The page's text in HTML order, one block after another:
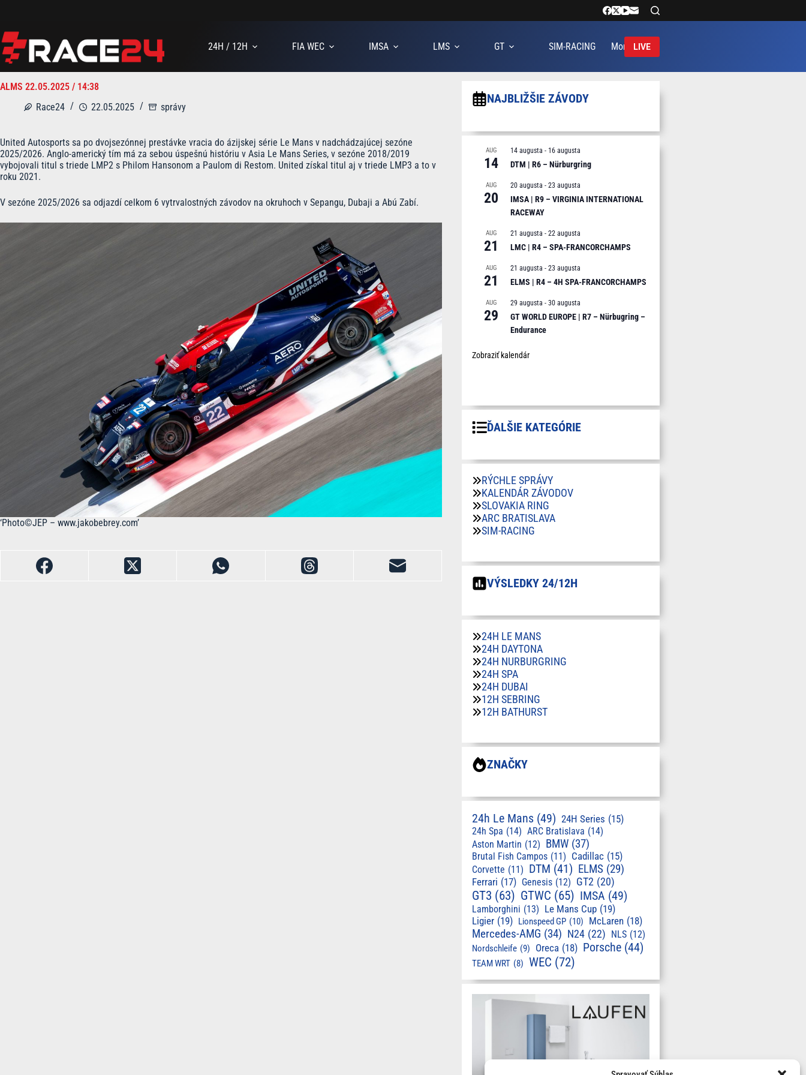
24H / 12H
FIA WEC IMSA LMS GT SIM-RACING More LIVE
ALMS 22.05.2025 / 14:38
Race24
22.05.2025 správy
United Autosports sa po dvojsezónnej prestávke vracia do ázijskej série Le Mans v nadchádzajúcej sezóne
2025/2026. Anglo-americký tím má za sebou úspešnú históriu v Asia Le Mans Series, v sezóne 2018/2019
vybojovali titul s triede LMP2 s Philom Hansonom a Paulom di Restom. United získal titul aj v triede LMP3 a to v
roku 2021.
V sezóne 2025/2026 sa odjazdí celkom 6 vytrvalostných závodov na okruhoch v Sepangu, Dubaji a Abú Zabí.
‘Photo©JEP – www.jakobebrey.com’
NAJBLIŽŠIE ZÁVODY
AUG
14
14 augusta - 16 augusta
DTM | R6 – Nürburgring
AUG
20
20 augusta - 23 augusta
IMSA | R9 – VIRGINIA INTERNATIONAL
RACEWAY
AUG
21
21 augusta - 22 augusta
LMC | R4 – SPA-FRANCORCHAMPS
AUG
21
21 augusta - 23 augusta
ELMS | R4 – 4H SPA-FRANCORCHAMPS
AUG
29
29 augusta - 30 augusta
GT WORLD EUROPE | R7 – Nürbugring –
Endurance
Zobraziť kalendár
ĎALŠIE KATEGÓRIE
RÝCHLE SPRÁVY
KALENDÁR ZÁVODOV
SLOVAKIA RING
ARC BRATISLAVA
SIM-RACING
VÝSLEDKY 24/12H
24H LE MANS
24H DAYTONA
24H NURBURGRING
24H SPA
24H DUBAI
12H SEBRING
12H BATHURST
ZNAČKY
24h Le Mans (49) 24H Series (15)
24h Spa (14) ARC Bratislava (14)
Aston Martin (12) BMW (37)
Brutal Fish Campos (11) Cadillac (15)
Corvette (11) DTM (41) ELMS (29)
Ferrari (17) Genesis (12) GT2 (20)
GT3 (63) GTWC (65) IMSA (49)
Lamborghini (13) Le Mans Cup (19)
Ligier (19) Lionspeed GP (10) McLaren (18)
Mercedes-AMG (34) N24 (22) NLS (12)
Nordschleife (9) Oreca (18) Porsche (44)
TEAM WRT (8) WEC (72)